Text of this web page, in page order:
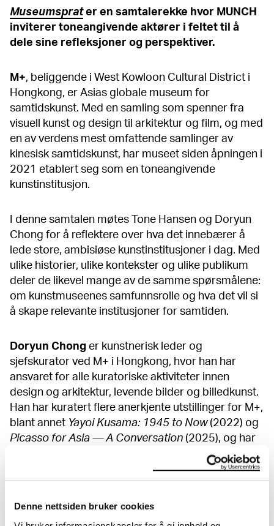
Denne nettsiden bruker cookies
Museumsprater en samtalerekke hvor MUNCH
inviterer toneangivende aktører i feltet til å
dele sine refleksjoner og perspektiver.
M+, beliggende i West Kowloon Cultural District i
Hongkong, er Asias globale museum for
samtidskunst. Med en samling som spenner fra
visuell kunst og design til arkitektur og film, og med
en av verdens mest omfattende samlinger av
kinesisk samtidskunst, har museet siden åpningen i
2021 etablert seg som en toneangivende
kunstinstitusjon.
I denne samtalen møtes Tone Hansen og Doryun
Chong for å reflektere over hva det innebærer å
lede store, ambisiøse kunstinstitusjoner i dag. Med
ulike historier, ulike kontekster og ulike publikum
deler de likevel mange av de samme spørsmålene:
om kunstmuseenes samfunnsrolle og hva det vil si
å skape relevante institusjoner for samtiden.
Doryun Chong er kunstnerisk leder og
sjefskurator ved M+ i Hongkong, hvor han har
ansvaret for alle kuratoriske aktiviteter innen
design og arkitektur, levende bilder og billedkunst.
Han har kuratert flere anerkjente utstillinger for M+,
blant annet Yayoi Kusama: 1945 to Now (2022) og
Picasso for Asia — A Conversation (2025), og har
organisert Hongkongs deltakelse i Venezia-
biennalen fra 2015 til 2024. Før han begynte i M+,
jobbet han ved MoMA i New York, Walker Art